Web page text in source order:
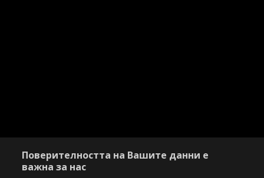
Поверителността на Вашите данни е
важна за нас